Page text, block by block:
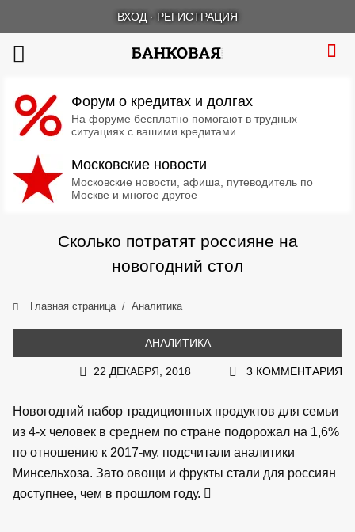
ВХОД · РЕГИСТРАЦИЯ
Форум о кредитах и долгах
На форуме бесплатно помогают в трудных
ситуациях с вашими кредитами
Московские новости
Московские новости, афиша, путеводитель по
Москве и многое другое
Сколько потратят россияне на
новогодний стол
Главная страница Аналитика
АНАЛИТИКА
22 ДЕКАБРЯ, 2018 3 КОММЕНТАРИЯ
Новогодний набор традиционных продуктов для семьи
из 4-х человек в среднем по стране подорожал на 1,6%
по отношению к 2017-му, подсчитали аналитики
Минсельхоза. Зато овощи и фрукты стали для россиян
доступнее, чем в прошлом году.